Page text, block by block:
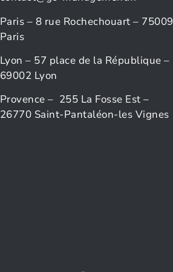
Paris – 8 rue Rochechouart – 75009
Paris
Lyon – 57 place de la République –
69002 Lyon
Provence – 255 La Fosse Est –
26770 Saint-Pantaléon-les Vignes